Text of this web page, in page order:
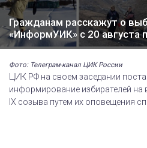
Гражданам расскажут о
«ИнформУИК» с 20 августа
Фото: Телеграм-канал ЦИК России
ЦИК РФ на своем заседании
информирование избирателей на
IХ созыва путем их оповещения